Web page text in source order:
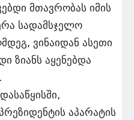
მთავრობას იმის
სადამსჯელო
ვინაიდან ასეთი
ზიანს აყენებდა
აპარატის